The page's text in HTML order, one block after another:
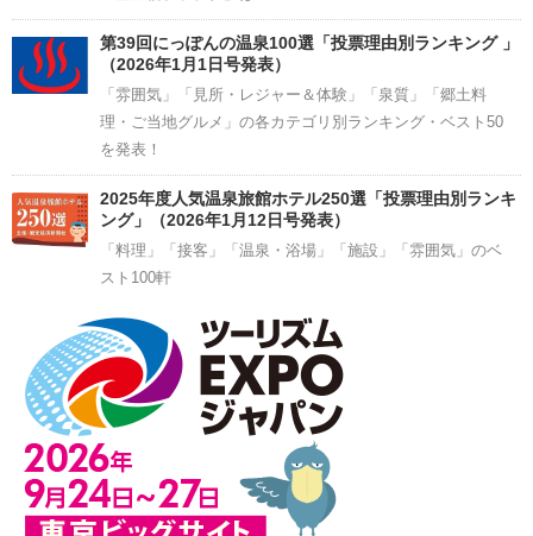
第39回にっぽんの温泉100選「投票理由別ランキング 」
（2026年1月1日号発表）
「雰囲気」「見所・レジャー＆体験」「泉質」「郷土料
理・ご当地グルメ」の各カテゴリ別ランキング・ベスト50
を発表！
2025年度人気温泉旅館ホテル250選「投票理由別ランキ
ング」（2026年1月12日号発表）
「料理」「接客」「温泉・浴場」「施設」「雰囲気」のベ
スト100軒